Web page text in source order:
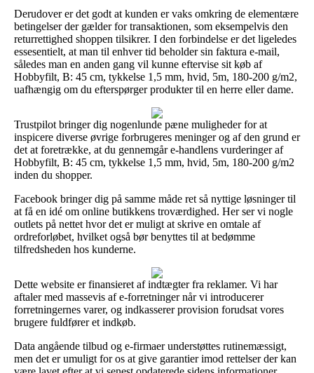
Derudover er det godt at kunden er vaks omkring de elementære
betingelser der gælder for transaktionen, som eksempelvis den
returrettighed shoppen tilsikrer. I den forbindelse er det ligeledes
essesentielt, at man til enhver tid beholder sin faktura e-mail,
således man en anden gang vil kunne eftervise sit køb af
Hobbyfilt, B: 45 cm, tykkelse 1,5 mm, hvid, 5m, 180-200 g/m2,
uafhængig om du efterspørger produkter til en herre eller dame.
Trustpilot bringer dig nogenlunde pæne muligheder for at
inspicere diverse øvrige forbrugeres meninger og af den grund er
det at foretrække, at du gennemgår e-handlens vurderinger af
Hobbyfilt, B: 45 cm, tykkelse 1,5 mm, hvid, 5m, 180-200 g/m2
inden du shopper.
Facebook bringer dig på samme måde ret så nyttige løsninger til
at få en idé om online butikkens troværdighed. Her ser vi nogle
outlets på nettet hvor det er muligt at skrive en omtale af
ordreforløbet, hvilket også bør benyttes til at bedømme
tilfredsheden hos kunderne.
Dette website er finansieret af indtægter fra reklamer. Vi har
aftaler med massevis af e-forretninger når vi introducerer
forretningernes varer, og indkasserer provision forudsat vores
brugere fuldfører et indkøb.
Data angående tilbud og e-firmaer understøttes rutinemæssigt,
men det er umuligt for os at give garantier imod rettelser der kan